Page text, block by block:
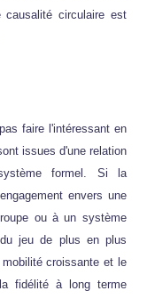
causalité circulaire est
faire l'intéressant en
issues d'une relation
formel. Si la
envers une
ou à un système
jeu de plus en plus
croissante et le
fidélité à long terme